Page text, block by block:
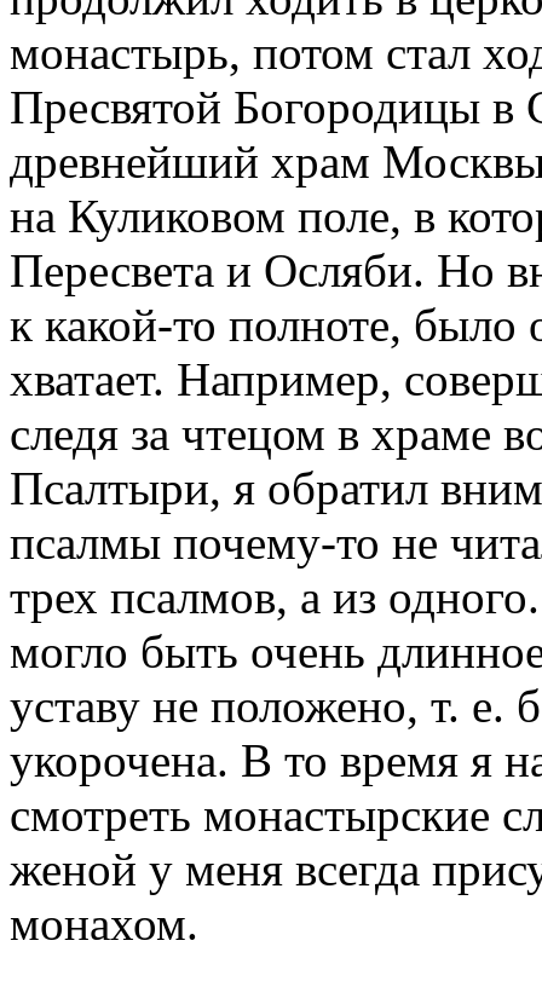
монастырь, потом стал
Пресвятой Богородицы
древнейший храм
на Куликовом поле, в
Пересвета и Осляби. Но
к какой-то полноте,
хватает. Например,
следя за чтецом в храме
Псалтыри, я обратил
псалмы почему-то не
трех псалмов, а из
могло быть очень
уставу не положено, т. е.
укорочена. В то время я
смотреть монастырские
женой у меня всегда
монахом.